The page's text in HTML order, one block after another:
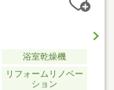
浴室乾燥機
リフォームリノベー
ション